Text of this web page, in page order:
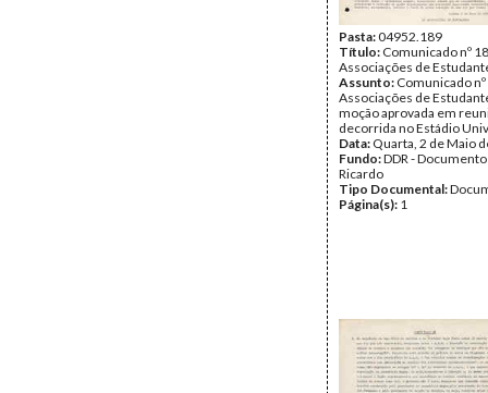
Pasta:04952.189
Título: Comunicado nº
Associações de
Assunto: Comunicado
Associações de
moção aprovada em
decorrida no Estádio
Data: Quarta, 2 de Maio
Fundo:DDR -
Ricardo
Tipo Documental:
Página(s): 1